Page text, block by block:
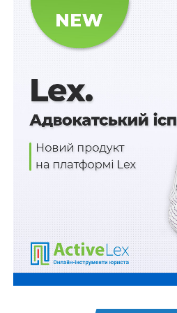
органів. Але іноді буває й так,
правоохоронці можуть
в конкурентній боротьбі.
ліквідації підпільних заводів
конкурентів. Другі перших —
операцій з провокації підкупу
У справі про обвинувачення
свідком сторони
такий ділок, який
кримінальної
підакцизними товарами і
марками. В серпні 2017 року
цього чоловіка сталася
квартирант, у зв’язку з чим
про викрадення в нього
суму 60 тисяч гривень.
26-річного на той момент